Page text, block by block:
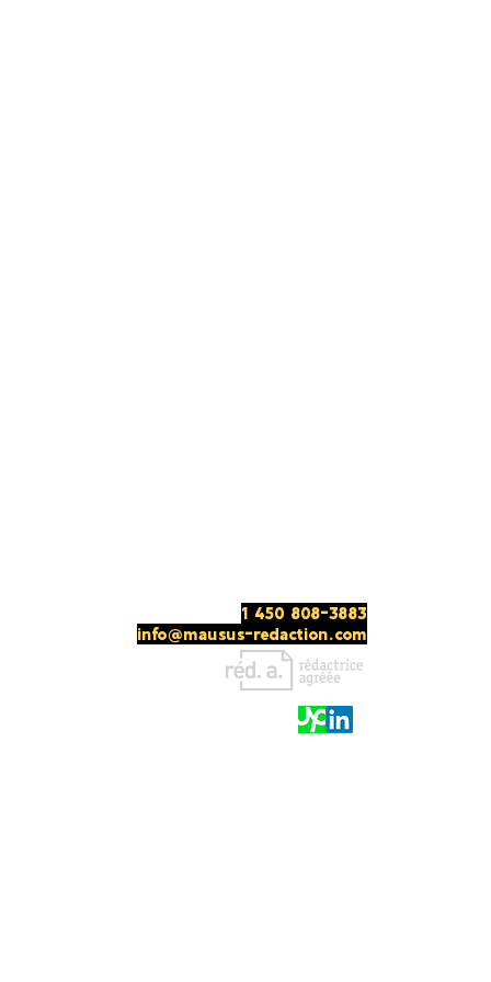
1 450 808-3883
info@mausus-redaction.com